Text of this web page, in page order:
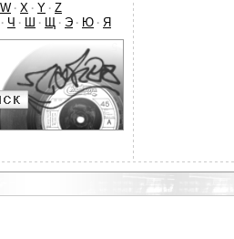
W · X · Y · Z
· Ч · Ш · Щ · Э · Ю · Я